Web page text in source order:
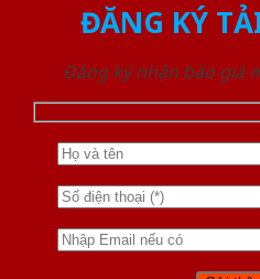
ĐĂNG KÝ
Đăng ký nhận báo giá